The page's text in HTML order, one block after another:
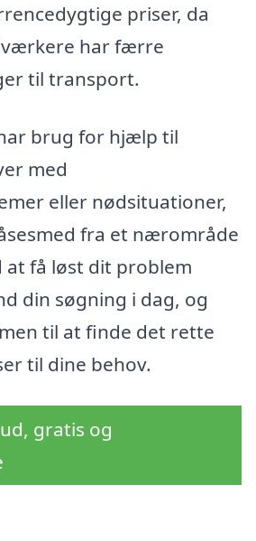
priser, da
har færre
til transport.
brug for hjælp til
med
eller nødsituationer,
fra et nærområde
få løst dit problem
din søgning i dag, og
til at finde det rette
til dine behov.
gratis og